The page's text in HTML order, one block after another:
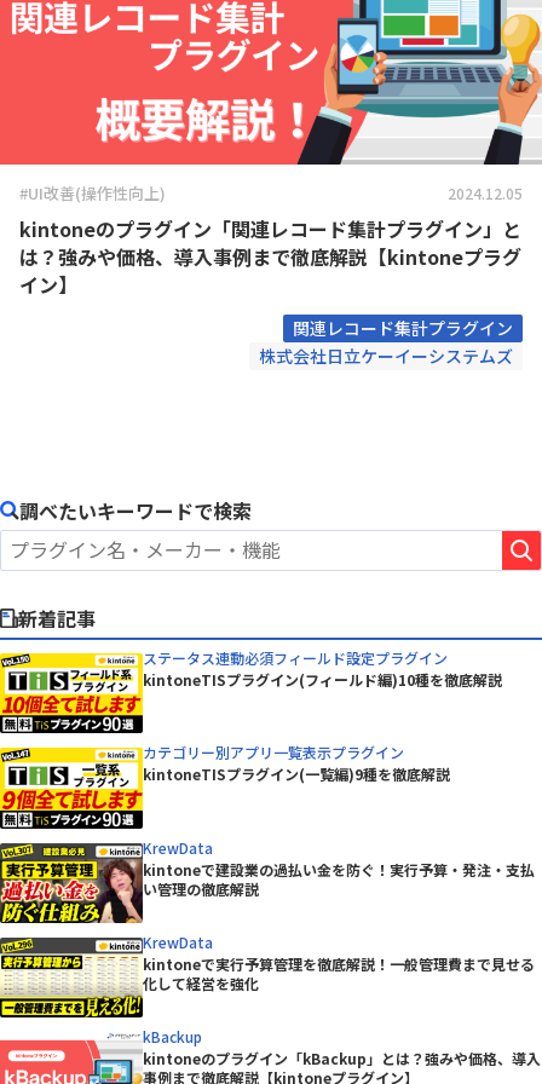
#UI改善(操作性向上) 2024.12.05
kintoneのプラグイン「関連レコード集計プラグイン」と
は？強みや価格、導入事例まで徹底解説【kintoneプラグ
イン】
関連レコード集計プラグイン
株式会社日立ケーイーシステムズ
調べたいキーワードで検索
新着記事
ステータス連動必須フィールド設定プラグイン
kintoneTISプラグイン(フィールド編)10種を徹底解説
カテゴリー別アプリ一覧表示プラグイン
kintoneTISプラグイン(一覧編)9種を徹底解説
KrewData
kintoneで建設業の過払い金を防ぐ！実行予算・発注・支払
い管理の徹底解説
KrewData
kintoneで実行予算管理を徹底解説！一般管理費まで見せる
化して経営を強化
kBackup
kintoneのプラグイン「kBackup」とは？強みや価格、導入
事例まで徹底解説【kintoneプラグイン】